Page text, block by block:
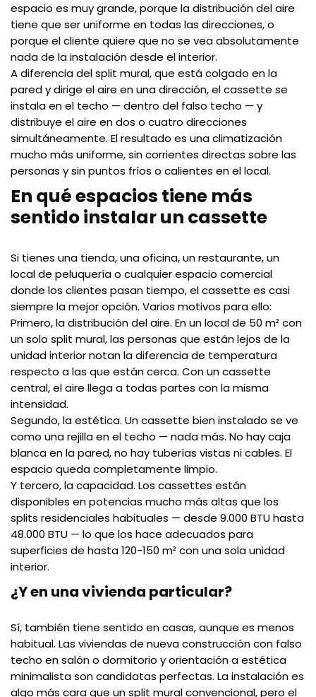
espacio es muy grande, porque la distribución del aire
tiene que ser uniforme en todas las direcciones, o
porque el cliente quiere que no se vea absolutamente
nada de la instalación desde el interior.
A diferencia del split mural, que está colgado en la
pared y dirige el aire en una dirección, el cassette se
instala en el techo — dentro del falso techo — y
distribuye el aire en dos o cuatro direcciones
simultáneamente. El resultado es una climatización
mucho más uniforme, sin corrientes directas sobre las
personas y sin puntos fríos o calientes en el local.
En qué espacios tiene más
sentido instalar un cassette
Si tienes una tienda, una oficina, un restaurante, un
local de peluquería o cualquier espacio comercial
donde los clientes pasan tiempo, el cassette es casi
siempre la mejor opción. Varios motivos para ello:
Primero, la distribución del aire. En un local de 50 m² con
un solo split mural, las personas que están lejos de la
unidad interior notan la diferencia de temperatura
respecto a las que están cerca. Con un cassette
central, el aire llega a todas partes con la misma
intensidad.
Segundo, la estética. Un cassette bien instalado se ve
como una rejilla en el techo — nada más. No hay caja
blanca en la pared, no hay tuberías vistas ni cables. El
espacio queda completamente limpio.
Y tercero, la capacidad. Los cassettes están
disponibles en potencias mucho más altas que los
splits residenciales habituales — desde 9.000 BTU hasta
48.000 BTU — lo que los hace adecuados para
superficies de hasta 120-150 m² con una sola unidad
interior.
¿Y en una vivienda particular?
Sí, también tiene sentido en casas, aunque es menos
habitual. Las viviendas de nueva construcción con falso
techo en salón o dormitorio y orientación a estética
minimalista son candidatas perfectas. La instalación es
algo más cara que un split mural convencional, pero el